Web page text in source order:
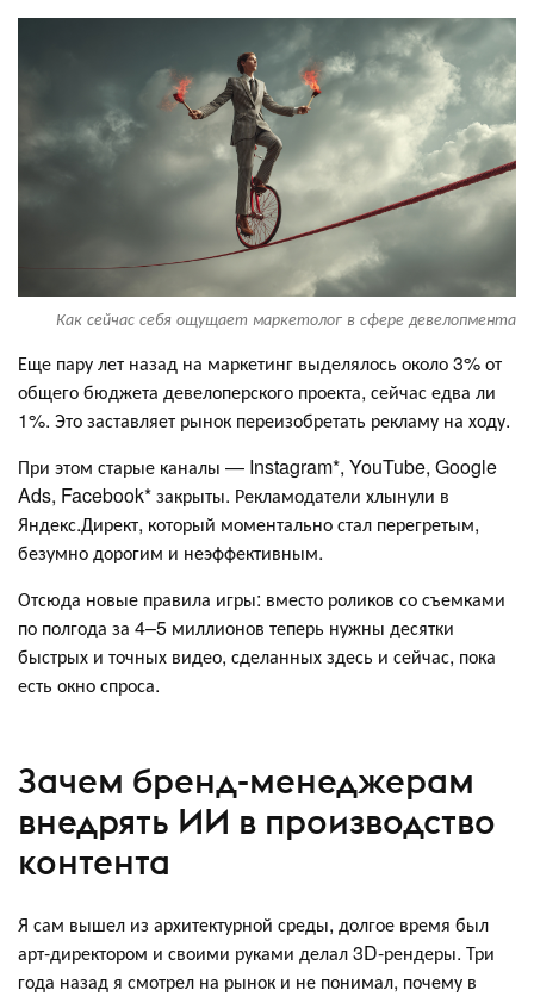
Как сейчас себя ощущает маркетолог в сфере девелопмента
Еще пару лет назад на маркетинг выделялось около 3% от
общего бюджета девелоперского проекта, сейчас едва ли
1%. Это заставляет рынок переизобретать рекламу на ходу.
При этом старые каналы — Instagram*, YouTube, Google
Ads, Facebook* закрыты. Рекламодатели хлынули в
Яндекс.Директ, который моментально стал перегретым,
безумно дорогим и неэффективным.
Отсюда новые правила игры: вместо роликов со съемками
по полгода за 4–5 миллионов теперь нужны десятки
быстрых и точных видео, сделанных здесь и сейчас, пока
есть окно спроса.
Зачем бренд-менеджерам
внедрять ИИ в производство
контента
Я сам вышел из архитектурной среды, долгое время был
арт-директором и своими руками делал 3D-рендеры. Три
года назад я смотрел на рынок и не понимал, почему в